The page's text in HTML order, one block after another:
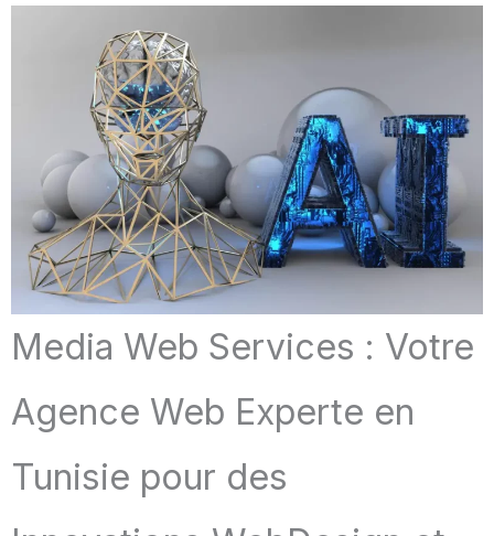
Media Web Services : Votre
Agence Web Experte en
Tunisie pour des